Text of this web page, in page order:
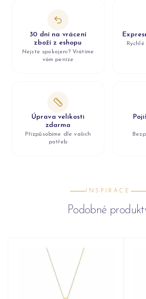
30 dní na vrácení
zboží z eshopu
Nejste spokojeni? Vrátíme
vám peníze
Úprava velikosti
zdarma
Přizpůsobíme dle vašich
potřeb
INSPIRACE
Podobné